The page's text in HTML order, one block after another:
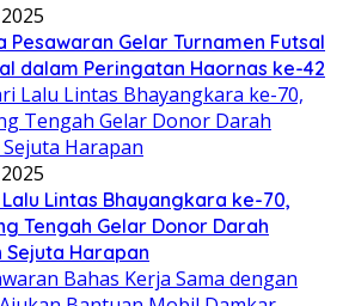
Pesawaran Gelar Turnamen Futsal
dalam Peringatan Haornas ke-42
Lintas Bhayangkara ke-70,
Tengah Gelar Donor Darah
Harapan